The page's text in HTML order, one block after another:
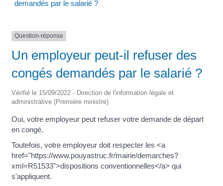
demandés par le salarié ?
Question-réponse
Un employeur peut-il refuser des
congés demandés par le salarié ?
Vérifié le 15/09/2022 - Direction de l'information légale et
administrative (Première ministre)
Oui, votre employeur peut refuser votre demande de départ
en congé.
Toutefois, votre employeur doit respecter les <a
href="https://www.pouyastruc.fr/mairie/demarches?
xml=R51533">dispositions conventionnelles</a> qui
s'appliquent.